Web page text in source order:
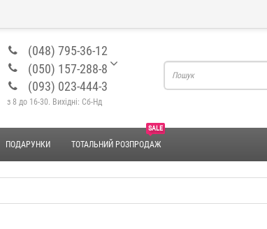
(048) 795-36-12
(050) 157-288-8
(093) 023-444-3
з 8 до 16-30. Вихідні: Сб-Нд
ПОДАРУНКИ
SALE
ТОТАЛЬНИЙ РОЗПРОДАЖ